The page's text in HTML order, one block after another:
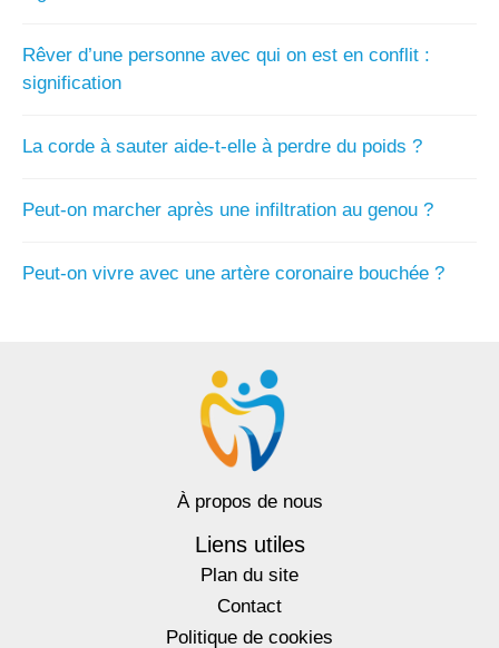
Rêver d’une personne avec qui on est en conflit :
signification
La corde à sauter aide-t-elle à perdre du poids ?
Peut-on marcher après une infiltration au genou ?
Peut-on vivre avec une artère coronaire bouchée ?
À propos de nous
Liens utiles
Plan du site
Contact
Politique de cookies